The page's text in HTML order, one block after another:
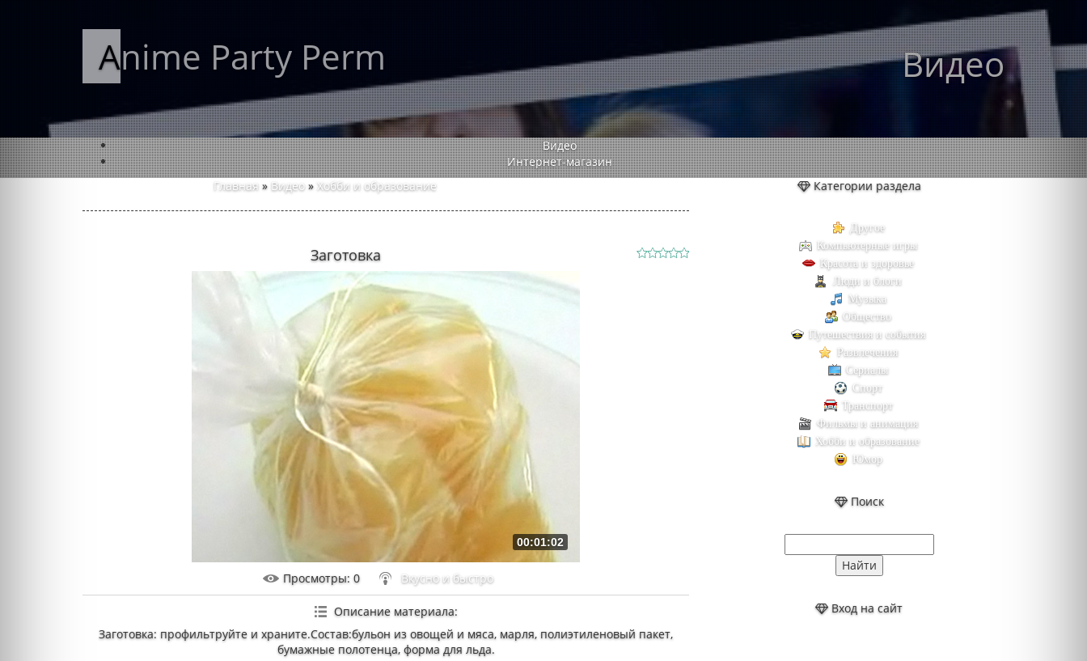
Anime Party Perm Видео
Видео
Интернет-магазин
Главная » Видео » Хобби и образование
Заготовка
00:01:02
Просмотры: 0 Вкусно и быстро
Описание материала:
Заготовка: профильтруйте и храните.Состав:бульон из овощей и мяса, марля, полиэтиленовый пакет,
бумажные полотенца, форма для льда.
Категории раздела
Другое
Компьютерные игры
Красота и здоровье
Люди и блоги
Музыка
Общество
Путешествия и события
Развлечения
Сериалы
Спорт
Транспорт
Фильмы и анимация
Хобби и образование
Юмор
Поиск
Вход на сайт